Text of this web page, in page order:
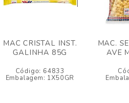
MAC CRISTAL INST.
GALINHA 85G
Código: 64833
Embalagem: 1X50GR
MAC.
AVE